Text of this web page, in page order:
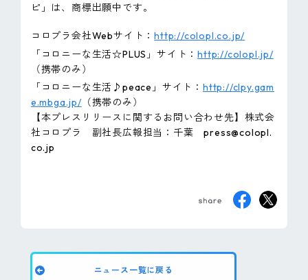
ピ」は、商標出願中です。
コロプラ会社Webサイト：http://colopl.co.jp/
「コロニーな生活☆PLUS」サイト：http://colopl.jp/
（携帯のみ）
「コロニーな生活♪peace」サイト：http://clpy.gam
e.mbga.jp/ （携帯のみ）
【本プレスリリースに関するお問い合わせ先】株式会
社コロプラ 副社長広報担当：千葉 press@colopl.
co.jp
ニュース一覧に戻る